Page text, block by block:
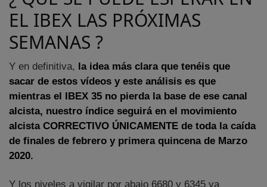
EL IBEX LAS PRÓXIMAS
SEMANAS ?
Y en definitiva, la idea más clara que tenéis que
sacar de estos vídeos y este análisis es que
mientras el IBEX 35 no pierda la base de ese canal
alcista, nuestro índice seguirá en el movimiento
alcista CORRECTIVO ÚNICAMENTE de toda la caída
de finales de febrero y primera quincena de Marzo
2020.
Y los niveles a vigilar por abajo 6680 y 6345 ya